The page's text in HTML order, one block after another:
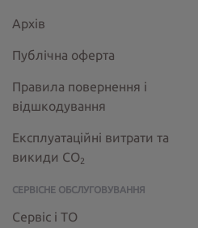
Архів
Публічна оферта
Правила повернення і
відшкодування
Експлуатаційні витрати та
викиди СО2
СЕРВІСНЕ ОБСЛУГОВУВАННЯ
Сервіс і ТО